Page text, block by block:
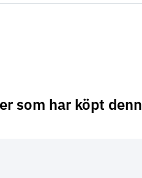
som har köpt